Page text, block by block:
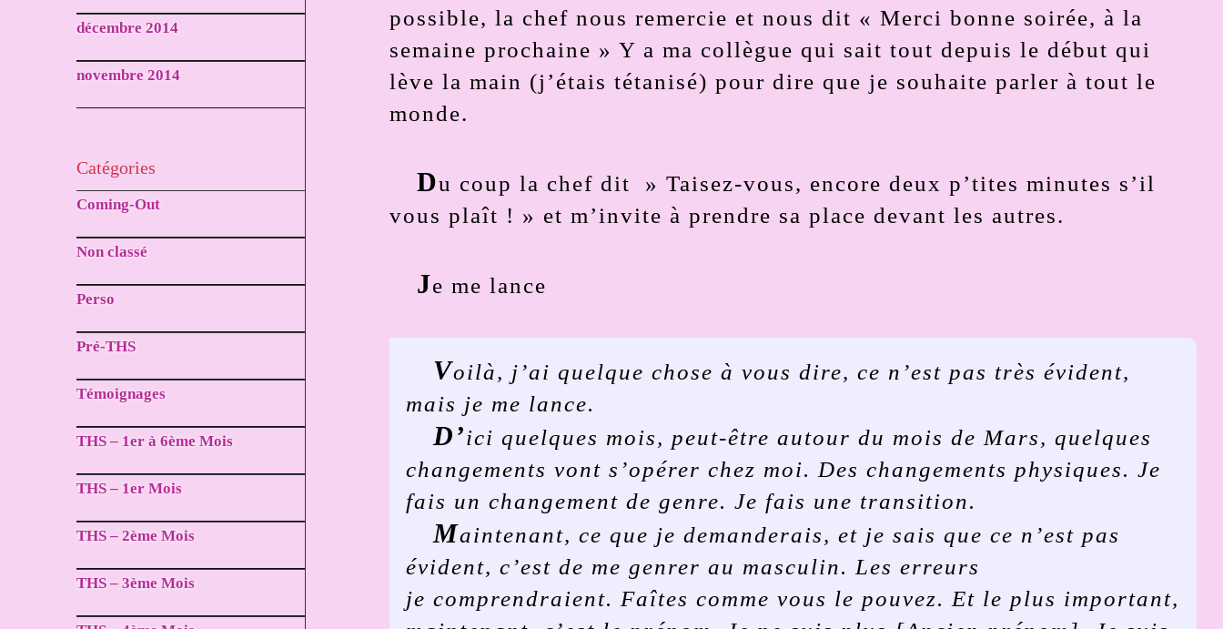
décembre 2014
novembre 2014
Catégories
Coming-Out
Non classé
Perso
Pré-THS
Témoignages
THS – 1er à 6ème Mois
THS – 1er Mois
THS – 2ème Mois
THS – 3ème Mois
possible, la chef nous remercie et nous dit « Merci bonne soirée, à la
semaine prochaine » Y a ma collègue qui sait tout depuis le début qui
lève la main (j’étais tétanisé) pour dire que je souhaite parler à tout le
monde.
Du coup la chef dit » Taisez-vous, encore deux p’tites minutes s’il
vous plaît ! » et m’invite à prendre sa place devant les autres.
Je me lance
Voilà, j’ai quelque chose à vous dire, ce n’est pas très évident,
mais je me lance.
D’ici quelques mois, peut-être autour du mois de Mars, quelques
changements vont s’opérer chez moi. Des changements physiques. Je
fais un changement de genre. Je fais une transition.
Maintenant, ce que je demanderais, et je sais que ce n’est pas
évident, c’est de me genrer au masculin. Les erreurs
je comprendraient. Faîtes comme vous le pouvez. Et le plus important,